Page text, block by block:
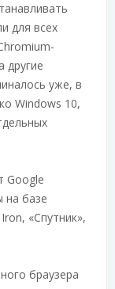
для всех
другие
уже, в
Windows 10,
Google
на базе
«Спутник»,
браузера